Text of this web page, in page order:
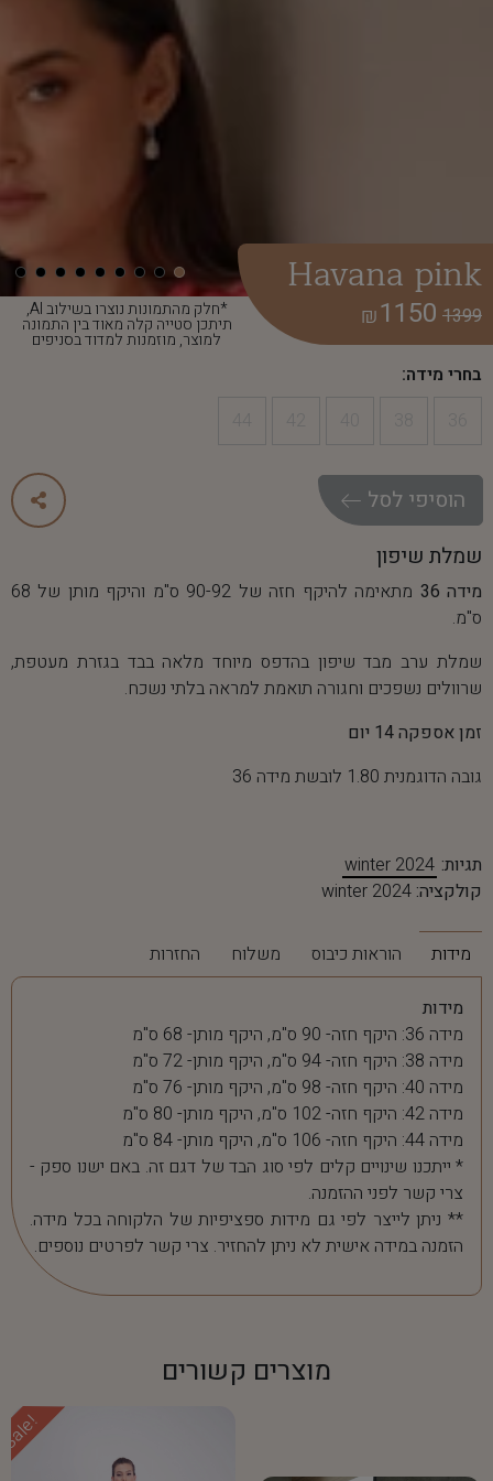
*חלק מהתמונות נוצרו בשילוב AI,
תיתכן סטייה קלה מאוד בין התמונה
למוצר, מוזמנות למדוד בסניפים
Havana pink
1399
1150
₪
בחרי מידה:
הוסיפי לסל
שמלת שיפון
מידה 36
מתאימה להיקף חזה של 90-92 ס"מ והיקף מותן של 68
ס"מ.
שמלת ערב מבד שיפון בהדפס מיוחד מלאה בבד בגזרת מעטפת,
שרוולים נשפכים וחגורה תואמת למראה בלתי נשכח.
זמן אספקה 14 יום
גובה הדוגמנית 1.80 לובשת מידה 36
תגיות: winter 2024
קולקציה: winter 2024
מידות הוראות כיבוס משלוח החזרות
מידות
מידה 36: היקף חזה- 90 ס"מ, היקף מותן- 68 ס"מ
מידה 38: היקף חזה- 94 ס"מ, היקף מותן- 72 ס"מ
מידה 40: היקף חזה- 98 ס"מ, היקף מותן- 76 ס"מ
מידה 42: היקף חזה- 102 ס"מ, היקף מותן- 80 ס"מ
מידה 44: היקף חזה- 106 ס"מ, היקף מותן- 84 ס"מ
* ייתכנו שינויים קלים לפי סוג הבד של דגם זה. באם ישנו ספק -
צרי קשר לפני ההזמנה.
** ניתן לייצר לפי גם מידות ספציפיות של הלקוחה בכל מידה.
הזמנה במידה אישית לא ניתן להחזיר. צרי קשר לפרטים נוספים.
מוצרים קשורים